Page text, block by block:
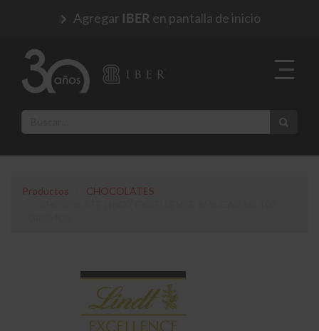
Agregar IBER en pantalla de inicio
Productos
CHOCOLATES